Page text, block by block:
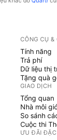
CÔNG CỤ &
Tính năng
Trả phí
Dữ liệu thị
Tặng quà
GIAO DỊCH
Tổng quan
Nhà môi
So sánh
Cuộc thi
ƯU ĐÃI ĐẶC